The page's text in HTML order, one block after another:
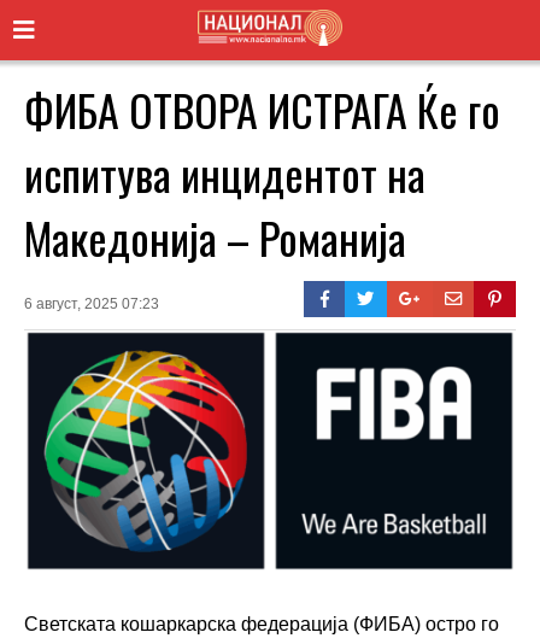
ФИБА ОТВОРА ИСТРАГА Ќе го
испитува инцидентот на
Македонија – Романија
6 август, 2025 07:23
Светската кошаркарска федерација (ФИБА) остро го